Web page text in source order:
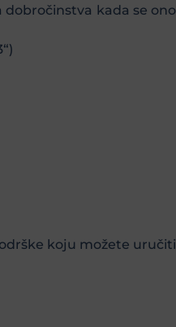
kada se ono
koju možete uručiti